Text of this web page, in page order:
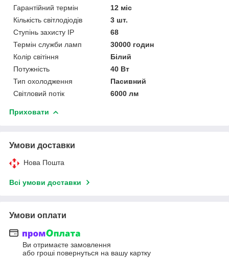
Гарантійний термін
12 міс
Кількість світлодіодів
3 шт.
Ступінь захисту IP
68
Термін служби ламп
30000 годин
Колір світіння
Білий
Потужність
40 Вт
Тип охолодження
Пасивний
Світловий потік
6000 лм
Приховати
Умови доставки
Нова Пошта
Всі умови доставки
Умови оплати
Ви отримаєте замовлення
або гроші повернуться на вашу картку